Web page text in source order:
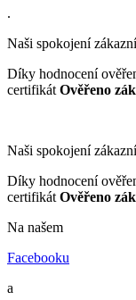
.
Naši spokojení
Díky hodnocení
certifikát Ověřeno
Naši spokojení
Díky hodnocení
certifikát Ověřeno
Na našem
Facebooku
a